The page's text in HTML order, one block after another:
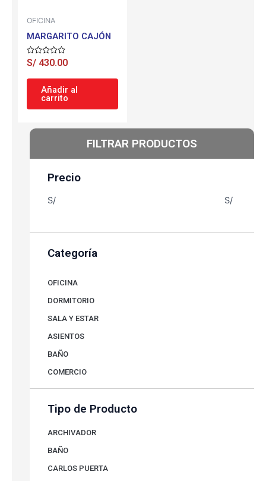
OFICINA
MARGARITO CAJÓN
Valorado
con
de
S/ 430.00
Añadir al
carrito
FILTRAR PRODUCTOS
Precio
S/ S/
Categoría
OFICINA
DORMITORIO
SALA Y ESTAR
ASIENTOS
BAÑO
COMERCIO
Tipo de Producto
ARCHIVADOR
BAÑO
CARLOS PUERTA